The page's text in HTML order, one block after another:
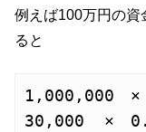
例えば100万円の資
ると
1,000,000　
30,000  ×　